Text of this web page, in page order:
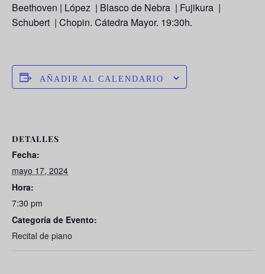
Beethoven | López | Blasco de Nebra | Fujikura |
Schubert | Chopin. Cátedra Mayor. 19:30h.
AÑADIR AL CALENDARIO
DETALLES
Fecha:
mayo 17, 2024
Hora:
7:30 pm
Categoría de Evento:
Recital de piano